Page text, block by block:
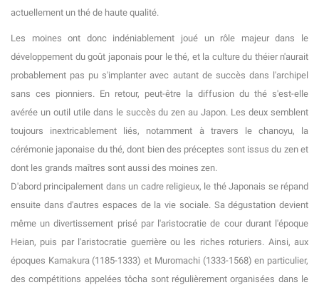
actuellement un thé de haute qualité.
Les moines ont donc indéniablement joué un rôle majeur dans le
développement du goût japonais pour le thé, et la culture du théier n'aurait
probablement pas pu s'implanter avec autant de succès dans l'archipel
sans ces pionniers. En retour, peut-être la diffusion du thé s'est-elle
avérée un outil utile dans le succès du zen au Japon. Les deux semblent
toujours inextricablement liés, notamment à travers le chanoyu, la
cérémonie japonaise du thé, dont bien des préceptes sont issus du zen et
dont les grands maîtres sont aussi des moines zen.
D'abord principalement dans un cadre religieux, le thé Japonais se répand
ensuite dans d'autres espaces de la vie sociale. Sa dégustation devient
même un divertissement prisé par l'aristocratie de cour durant l'époque
Heian, puis par l'aristocratie guerrière ou les riches roturiers. Ainsi, aux
époques Kamakura (1185-1333) et Muromachi (1333-1568) en particulier,
des compétitions appelées tôcha sont régulièrement organisées dans le